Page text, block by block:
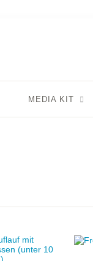
MEDIA KIT